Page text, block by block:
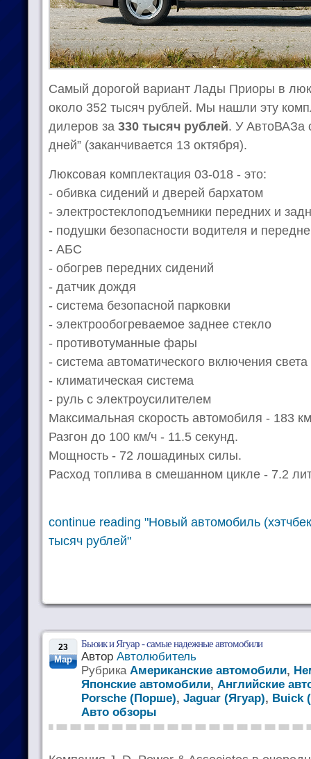
Самый дорогой вариант Лады Приоры в
около 352 тысяч рублей. Мы нашли эту
дилеров за 330 тысяч рублей. У АвтоВАЗа
дней” (заканчивается 13 октября).
Люксовая комплектация 03-018 - это:
- обивка сидений и дверей бархатом
- электростеклоподъемники передних и
- подушки безопасности водителя и
- АБС
- обогрев передних сидений
- датчик дождя
- система безопасной парковки
- электрообогреваемое заднее стекло
- противотуманные фары
- система автоматического включения
- климатическая система
- руль с электроусилителем
Максимальная скорость автомобиля - 183
Разгон до 100 км/ч - 11.5 секунд.
Мощность - 72 лошадиных силы.
Расход топлива в смешанном цикле - 7.2
continue reading "Новый автомобиль
тысяч рублей"
23
Мар
Бьюик и Ягуар - самые надежные автомобили
Автор Автолюбитель
Рубрика Американские автомобили,
Японские автомобили, Английские
Porsche (Порше), Jaguar (Ягуар), Buick
Авто обзоры